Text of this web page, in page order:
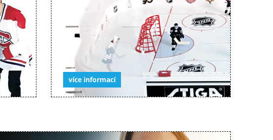
více informací